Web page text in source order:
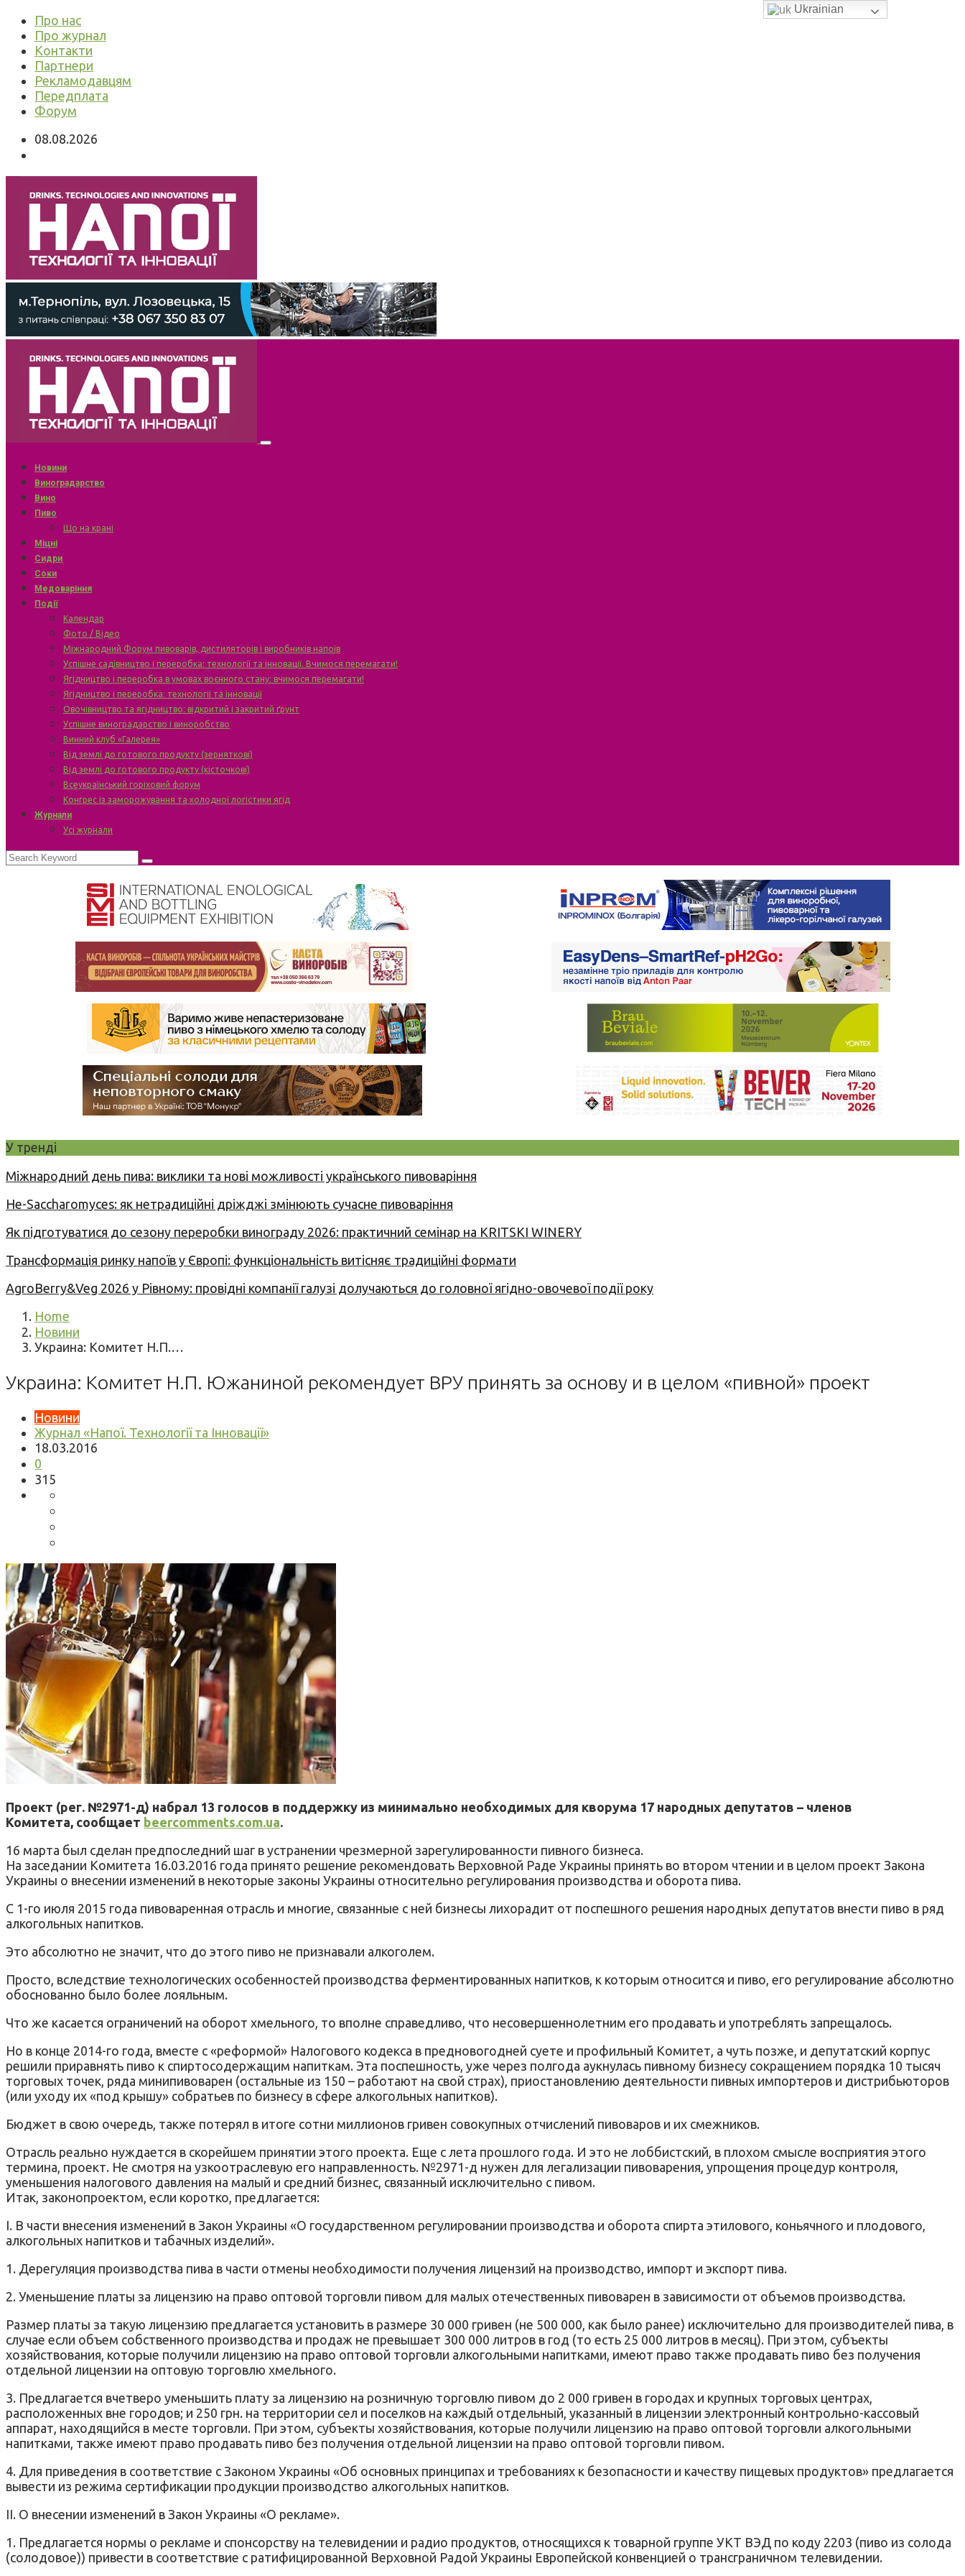
Про нас
Про журнал
Контакти
Партнери
Рекламодавцям
Передплата
Форум
08.08.2026
Новини
Виноградарство
Вино
Пиво
Що на крані
Міцні
Сидри
Соки
Медоваріння
Події
Календар
Фото / Відео
Міжнародний Форум пивоварів, дистиляторів і виробників напоїв
Успішне садівництво і переробка: технології та інновації. Вчимося перемагати!
Ягідництво і переробка в умовах воєнного стану: вчимося перемагати!
Ягідництво і переробка: технології та інновації
Овочівництво та ягідництво: відкритий і закритий ґрунт
Успішне виноградарство і виноробство
Винний клуб «Галерея»
Від землі до готового продукту (зерняткові)
Від землі до готового продукту (кісточкові)
Всеукраїнський горіховий форум
Конгрес із заморожування та холодної логістики ягід
Журнали
Усі журнали
У тренді
Міжнародний день пива: виклики та нові можливості українського пивоваріння
Не-Saccharomyces: як нетрадиційні дріжджі змінюють сучасне пивоваріння
Як підготуватися до сезону переробки винограду 2026: практичний семінар на KRITSKI WINERY
Трансформація ринку напоїв у Європі: функціональність витісняє традиційні формати
AgroBerry&Veg 2026 у Рівному: провідні компанії галузі долучаються до головної ягідно-овочевої події року
Home
Новини
Украина: Комитет Н.П.…
Украина: Комитет Н.П. Южаниной рекомендует ВРУ принять за основу и в целом «пивной» проект
Новини
Журнал «Напої. Технології та Інновації»
18.03.2016
0
315
Проект (рег. №2971-д) набрал 13 голосов в поддержку из минимально необходимых для кворума 17 народных депутатов – членов
Комитета, сообщает beercomments.com.ua.
16 марта был сделан предпоследний шаг в устранении чрезмерной зарегулированности пивного бизнеса.
На заседании Комитета 16.03.2016 года принято решение рекомендовать Верховной Раде Украины принять во втором чтении и в целом проект Закона
Украины о внесении изменений в некоторые законы Украины относительно регулирования производства и оборота пива.
С 1-го июля 2015 года пивоваренная отрасль и многие, связанные с ней бизнесы лихорадит от поспешного решения народных депутатов внести пиво в ряд
алкогольных напитков.
Это абсолютно не значит, что до этого пиво не признавали алкоголем.
Просто, вследствие технологических особенностей производства ферментированных напитков, к которым относится и пиво, его регулирование абсолютно
обоснованно было более лояльным.
Что же касается ограничений на оборот хмельного, то вполне справедливо, что несовершеннолетним его продавать и употреблять запрещалось.
Но в конце 2014-го года, вместе с «реформой» Налогового кодекса в предновогодней суете и профильный Комитет, а чуть позже, и депутатский корпус
решили приравнять пиво к спиртосодержащим напиткам. Эта поспешность, уже через полгода аукнулась пивному бизнесу сокращением порядка 10 тысяч
торговых точек, ряда минипивоварен (остальные из 150 – работают на свой страх), приостановлению деятельности пивных импортеров и дистрибьюторов
(или уходу их «под крышу» собратьев по бизнесу в сфере алкогольных напитков).
Бюджет в свою очередь, также потерял в итоге сотни миллионов гривен совокупных отчислений пивоваров и их смежников.
Отрасль реально нуждается в скорейшем принятии этого проекта. Еще с лета прошлого года. И это не лоббистский, в плохом смысле восприятия этого
термина, проект. Не смотря на узкоотраслевую его направленность. №2971-д нужен для легализации пивоварения, упрощения процедур контроля,
уменьшения налогового давления на малый и средний бизнес, связанный исключительно с пивом.
Итак, законопроектом, если коротко, предлагается:
I. В части внесения изменений в Закон Украины «О государственном регулировании производства и оборота спирта этилового, коньячного и плодового,
алкогольных напитков и табачных изделий».
1. Дерегуляция производства пива в части отмены необходимости получения лицензий на производство, импорт и экспорт пива.
2. Уменьшение платы за лицензию на право оптовой торговли пивом для малых отечественных пивоварен в зависимости от объемов производства.
Размер платы за такую лицензию предлагается установить в размере 30 000 гривен (не 500 000, как было ранее) исключительно для производителей пива, в
случае если объем собственного производства и продаж не превышает 300 000 литров в год (то есть 25 000 литров в месяц). При этом, субъекты
хозяйствования, которые получили лицензию на право оптовой торговли алкогольными напитками, имеют право также продавать пиво без получения
отдельной лицензии на оптовую торговлю хмельного.
3. Предлагается вчетверо уменьшить плату за лицензию на розничную торговлю пивом до 2 000 гривен в городах и крупных торговых центрах,
расположенных вне городов; и 250 грн. на территории сел и поселков на каждый отдельный, указанный в лицензии электронный контрольно-кассовый
аппарат, находящийся в месте торговли. При этом, субъекты хозяйствования, которые получили лицензию на право оптовой торговли алкогольными
напитками, также имеют право продавать пиво без получения отдельной лицензии на право оптовой торговли пивом.
4. Для приведения в соответствие с Законом Украины «Об основных принципах и требованиях к безопасности и качеству пищевых продуктов» предлагается
вывести из режима сертификации продукции производство алкогольных напитков.
II. О внесении изменений в Закон Украины «О рекламе».
1. Предлагается нормы о рекламе и спонсорству на телевидении и радио продуктов, относящихся к товарной группе УКТ ВЭД по коду 2203 (пиво из солода
(солодовое)) привести в соответствие с ратифицированной Верховной Радой Украины Европейской конвенцией о трансграничном телевидении.
Ukrainian